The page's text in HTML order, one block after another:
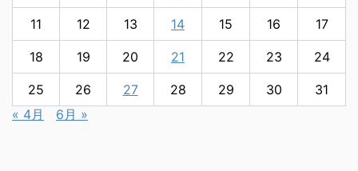
11 12 13 14 15 16 17
18 19 20 21 22 23 24
25 26 27 28 29 30
31
« 4月
6月 »